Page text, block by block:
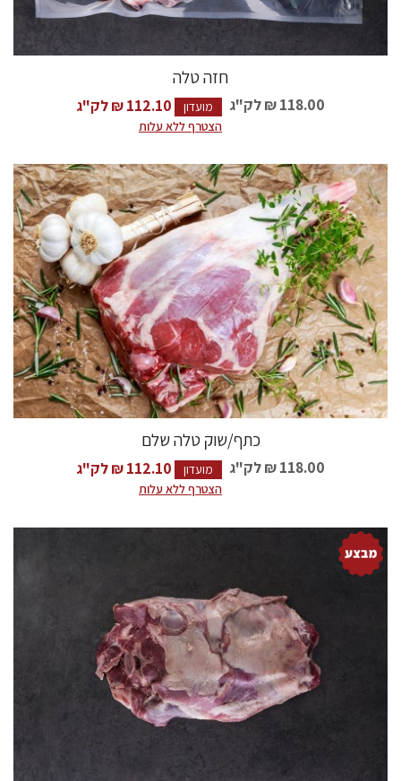
חזה טלה
118.00 ₪ לק"ג מועדון 112.10 ₪ לק"ג
הצטרף ללא עלות
כתף/שוק טלה שלם
118.00 ₪ לק"ג מועדון 112.10 ₪ לק"ג
הצטרף ללא עלות